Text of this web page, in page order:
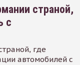
страной,
с
где
автомобилей с